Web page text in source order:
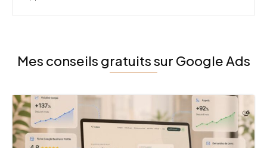
Mes conseils gratuits sur Google Ads